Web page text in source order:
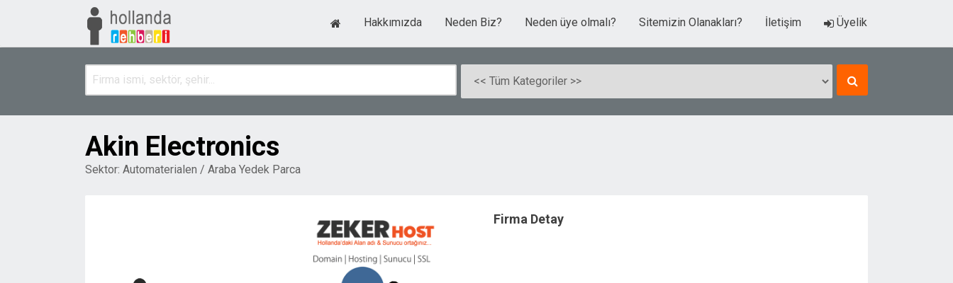
Hakkımızda Neden Biz? Neden üye olmalı? Sitemizin Olanakları? İletişim Üyelik
Akin Electronics
Sektor: Automaterialen / Araba Yedek Parca
Firma Detay